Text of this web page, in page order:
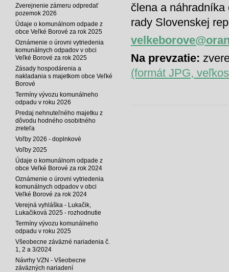
Zverejnenie zámeru odpredať
pozemok 2026
Údaje o komunálnom odpade z
obce Veľké Borové za rok 2025
Oznámenie o úrovni vytriedenia
komunálnych odpadov v obci
Veľké Borové za rok 2025
Zásady hospodárenia a
nakladania s majetkom obce Veľké
Borové
Termíny vývozu komunálneho
odpadu v roku 2026
Predaj nehnuteľného majetku z
dôvodu hodného osobitného
zreteľa
Voľby 2026 - doplnkové
Voľby 2025
Údaje o komunálnom odpade z
obce Veľké Borové za rok 2024
Oznámenie o úrovni vytriedenia
komunálnych odpadov v obci
Veľké Borové za rok 2024
Verejná vyhláška - Lukačik,
Lukačiková 2025 - rozhodnutie
Termíny vývozu komunálneho
odpadu v roku 2025
Všeobecne záväzné nariadenia č.
1, 2 a 3/2024
Návrhy VZN - Všeobecne
záväzných nariadení
člena a
rady Slovenskej
Na prevzatie:
(formát JPG,